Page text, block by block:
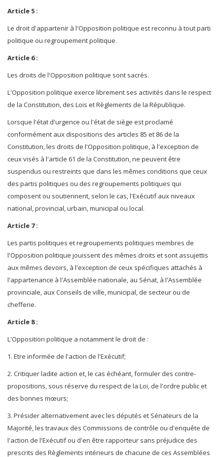
Article 5 :
Le droit d'appartenir à l'Opposition politique est reconnu à tout parti
politique ou regroupement politique.
Article 6 :
Les droits de l'Opposition politique sont sacrés.
L'Opposition politique exerce librement ses activités dans le respect
de la Constitution, des Lois et Règlements de la République.
Lorsque l'état d'urgence ou l'état de siège est proclamé
conformément aux dispositions des articles 85 et 86 de la
Constitution, les droits de l'Opposition politique, à l'exception de
ceux visés à l'article 61 de la Constitution, ne peuvent être
suspendus ou restreints que dans les mêmes conditions que ceux
des partis politiques ou des regroupements politiques qui
composent ou soutiennent, selon le cas, l'Exécutif aux niveaux
national, provincial, urbain, municipal ou local.
Article 7 :
Les partis politiques et regroupements politiques membres de
l'Opposition politique jouissent des mêmes droits et sont assujettis
aux mêmes devoirs, à l'exception de ceux spécifiques attachés à
l'appartenance à l'Assemblée nationale, au Sénat, à l'Assemblée
provinciale, aux Conseils de ville, municipal, de secteur ou de
chefferie.
Article 8 :
L'Opposition politique a notamment le droit de :
1. Etre informée de l'action de l'Exécutif;
2. Critiquer ladite action et, le cas échéant, formuler des contre-
propositions, sous réserve du respect de la Loi, de l'ordre public et
des bonnes mœurs;
3. Présider alternativement avec les députés et Sénateurs de la
Majorité, les travaux des Commissions de contrôle ou d'enquête de
l'action de l'Exécutif ou d'en être rapporteur sans préjudice des
prescrits des Règlements intérieurs de chacune de ces Assemblées